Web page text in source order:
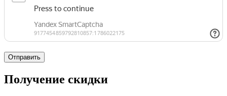
Отправить
Получение скидки